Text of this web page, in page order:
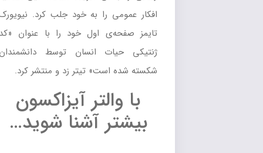
افکار عمومی را به خود جلب کرد. نیویورک
تایمز صفحه‌ی اول خود را با عنوان «کد
ژنتیکی حیات انسان توسط دانشمندان
شکسته شده است» تیتر زد و منتشر کرد.
با والتر آیزاکسون
بیشتر آشنا شوید…